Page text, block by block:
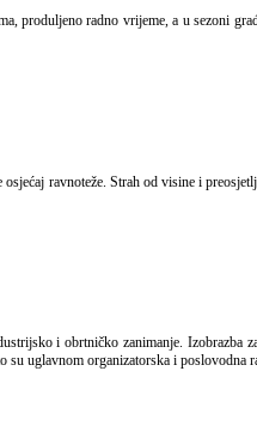
produljeno radno vrijeme, a u sezoni
uglavnom organizatorska i poslovodna